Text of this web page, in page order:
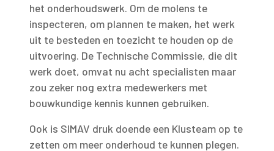
het onderhoudswerk. Om de molens te
inspecteren, om plannen te maken, het werk
uit te besteden en toezicht te houden op de
uitvoering. De Technische Commissie, die dit
werk doet, omvat nu acht specialisten maar
zou zeker nog extra medewerkers met
bouwkundige kennis kunnen gebruiken.
Ook is SIMAV druk doende een Klusteam op te
zetten om meer onderhoud te kunnen plegen.